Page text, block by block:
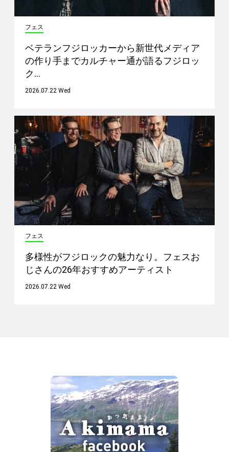
フェス
ベテランフジロッカーから新世代メディア
の作り手までカルチャー通が語るフジロッ
ク…
2026.07.22 Wed
フェス
多様性がフジロックの魅力なり。フェスお
じさんの26年おすすめアーティスト
2026.07.22 Wed